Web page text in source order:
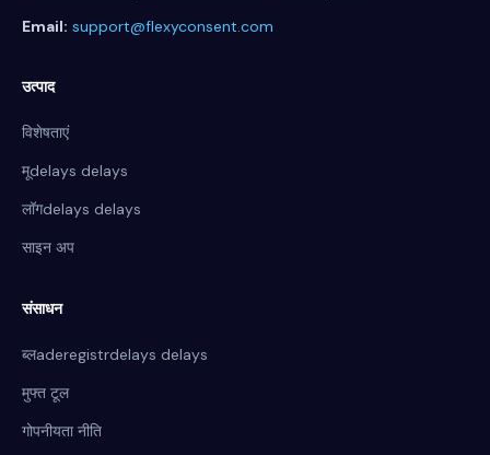
Email: support@flexyconsent.com
उत्पाद
विशेषताएं
मूdelays delays
लॉगdelays delays
साइन अप
संसाधन
ब्लaderegistrdelays delays
मुफ्त टूल
गोपनीयता नीति